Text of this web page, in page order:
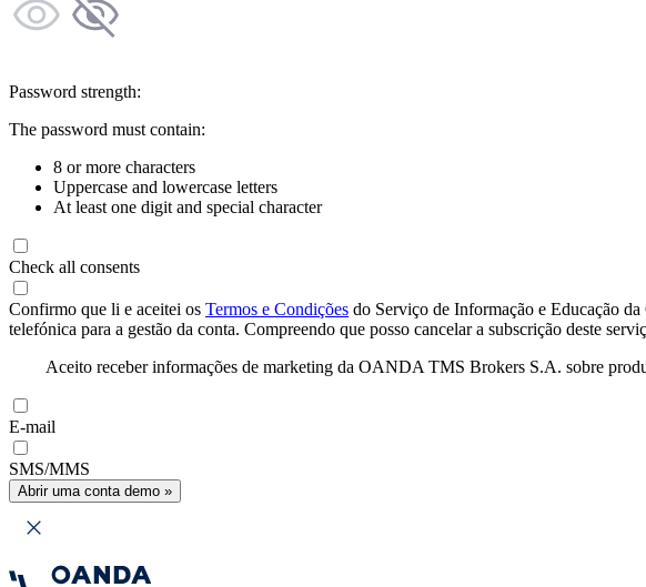
Password strength:
The password must contain:
8 or more characters
Uppercase and lowercase letters
At least one digit and special character
Check all consents
Confirmo que li e aceitei os Termos e Condições do Serviço de Informação e Educação
telefónica para a gestão da conta. Compreendo que posso cancelar a subscrição deste
Aceito receber informações de marketing da OANDA TMS Brokers S.A. sobre
E-mail
SMS/MMS
Abrir uma conta demo »